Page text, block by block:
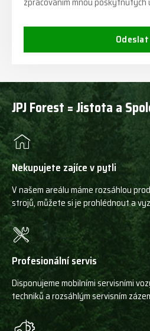
Odeslat
JPJ Forest = Jistota a
Nekupujete zajíce v pytli
V našem areálu máme rozsáhlou
strojů, můžete si je prohlédnout a
Profesionální servis
Disponujeme mobilními servisními
techniků a rozsáhlým servisním